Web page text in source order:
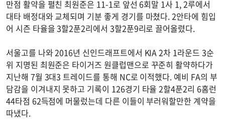
만점 활약을 펼친 최원준은 11-1로 앞선 6회말 1사 1, 2루에서
대타 배정대와 교체되며 기분 좋게 경기를 마쳤다. 2안타에 힘입
어 시즌 타율을 3할2푼2리에서 3할2푼9리로 끌어올렸다.
서울고를 나와 2016년 신인드래프트에서 KIA 2차 1라운드 3순
위 지명된 최원준은 타이거즈 원클럽맨으로 꾸준히 활약하다가
지난해 7월 3대3 트레이드를 통해 NC로 이적했다. 예비 FA의 부
담감을 이겨내지 못하고 기록이 126경기 타율 2할4푼2리 6홈런
44타점 62득점에 머물렀는데 다른 이들이 부러워할만한 계약을
따냈다.